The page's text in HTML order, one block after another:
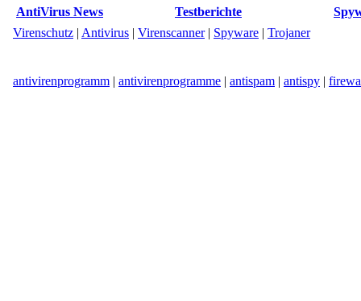
AntiVirus News Testberichte
Virenschutz | Antivirus | Virenscanner| Spyware | Trojaner
antivirenprogramm | antivirenprogramme | antispam | antispy |